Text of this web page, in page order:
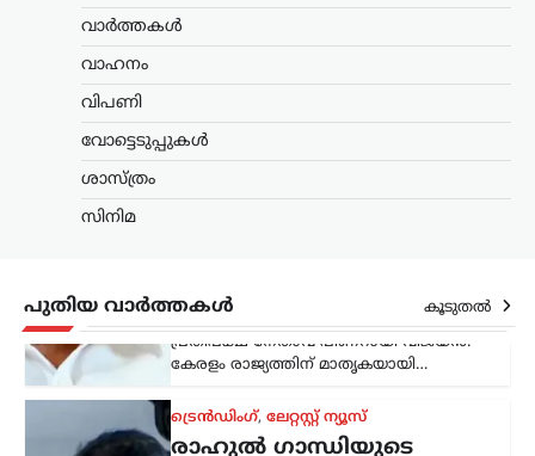
വാർത്തകൾ
വാഹനം
വിപണി
വോട്ടെടുപ്പുകൾ
ശാസ്ത്രം
സിനിമ
പുതിയ വാർത്തകൾ കൂടുതൽ
ട്രെൻഡിംഗ്
രാഹുൽ ഗാന്ധിയുടെ
വസതിക്ക് മുന്നിൽ
സീറ്റ് വാഗ്ദാനം ചെയ്ത്
പണം തട്ടിയെന്ന്
പ്രതിഷേധം. ഹരിയാന സ്വദേശിയായ ഒരു
സ്ത്രീയും കുട്ടികളുമാണ്
പ്രതിഷേധവുമായി എത്തിയത്. ഹരിയാന
നിയമസഭാ തെരഞ്ഞെടുപ്പിൽ സീറ്റ്
കേരളം,ലേറ്റസ്റ്റ് ന്യൂസ്